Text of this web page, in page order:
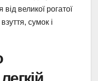
великої рогатої
сумок і